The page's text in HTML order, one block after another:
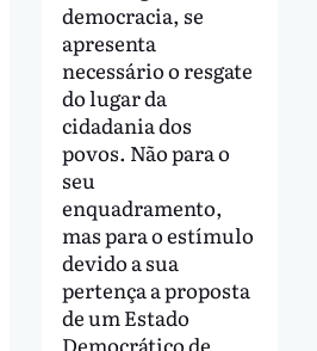
democracia, se
apresenta
necessário o resgate
do lugar da
cidadania dos
povos. Não para o
seu
enquadramento,
mas para o estímulo
devido a sua
pertença a proposta
de um Estado
Democrático de